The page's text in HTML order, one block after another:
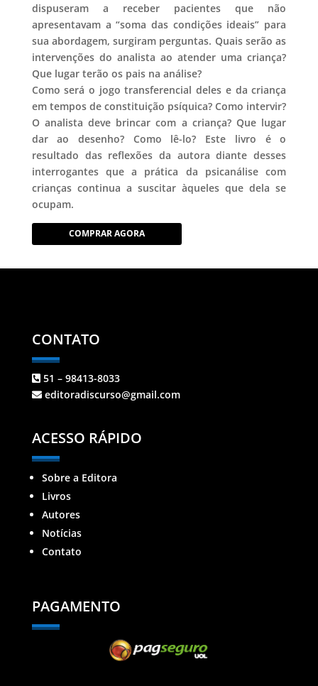
dispuseram a receber pacientes que não
apresentavam a “soma das condições ideais” para
sua abordagem, surgiram perguntas. Quais serão as
intervenções do analista ao atender uma criança?
Que lugar terão os pais na análise?
Como será o jogo transferencial deles e da criança
em tempos de constituição psíquica? Como intervir?
O analista deve brincar com a criança? Que lugar
dar ao desenho? Como lê-lo? Este livro é o
resultado das reflexões da autora diante desses
interrogantes que a prática da psicanálise com
crianças continua a suscitar àqueles que dela se
ocupam.
COMPRAR AGORA
CONTATO
51 – 98413-8033
editoradiscurso@gmail.com
ACESSO RÁPIDO
Sobre a Editora
Livros
Autores
Notícias
Contato
PAGAMENTO